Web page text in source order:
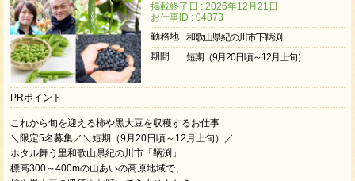
掲載終了日 : 2026年12月21日
お仕事ID : 04873
勤務地
和歌山県紀の川市下鞆渕
期間
短期（9月20日頃～12月上旬）
PRポイント
これから旬を迎える柿や黒大豆を収穫するお仕事
＼限定5名募集／＼短期（9月20日頃～12月上旬）／
ホタル舞う里和歌山県紀の川市「鞆渕」
標高300～400mの山あいの高原地域で、